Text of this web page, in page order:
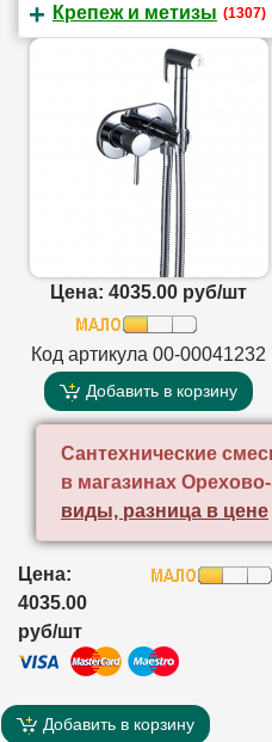
Крепеж и метизы (1307)
Цена: 4035.00 руб/шт
Код артикула 00-00041232
Добавить в корзину
Сантехнические
в магазинах
виды, разница в цене
Цена:
4035.00
руб/шт
Добавить в корзину